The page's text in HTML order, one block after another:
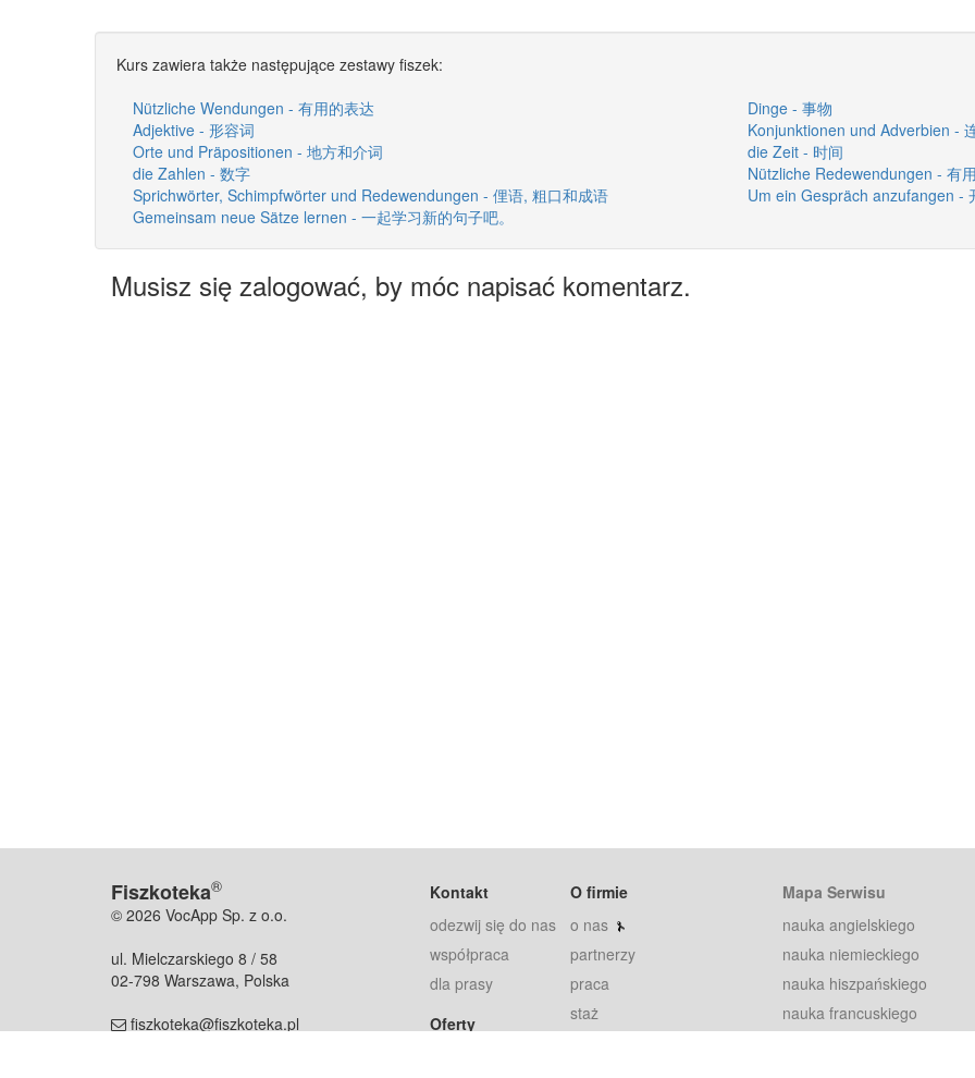
Kurs zawiera także następujące zestawy fiszek:
Nützliche Wendungen - 有用的表达
Dinge - 事物
Adjektive - 形容词
Konjunktionen und Adverbien -
Orte und Präpositionen - 地方和介词
die Zeit - 时间
die Zahlen - 数字
Nützliche Redewendungen - 有
Sprichwörter, Schimpfwörter und Redewendungen - 俚语, 粗口和成语
Um ein Gespräch anzufangen -
Gemeinsam neue Sätze lernen - 一起学习新的句子吧。
Musisz się zalogować, by móc napisać komentarz.
Fiszkoteka®
© 2026 VocApp Sp. z o.o.
ul. Mielczarskiego 8 / 58
02-798 Warszawa, Polska
fiszkoteka@fiszkoteka.pl
Kontakt
odezwij się do nas
współpraca
dla prasy
Oferty
O firmie
o nas
partnerzy
praca
staż
Mapa Serwisu
nauka angielskiego
nauka niemieckiego
nauka hiszpańskiego
nauka francuskiego